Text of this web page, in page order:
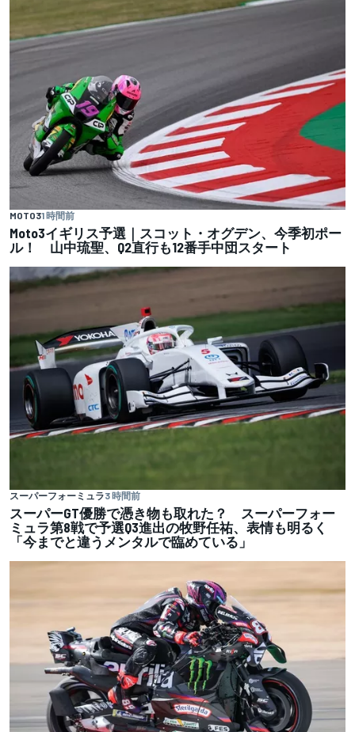
MOTO31 時間前
Moto3イギリス予選｜スコット・オグデン、今季初ポー
ル！ 山中琉聖、Q2直行も12番手中団スタート
スーパーフォーミュラ3 時間前
スーパーGT優勝で憑き物も取れた？ スーパーフォー
ミュラ第8戦で予選Q3進出の牧野任祐、表情も明るく
「今までと違うメンタルで臨めている」